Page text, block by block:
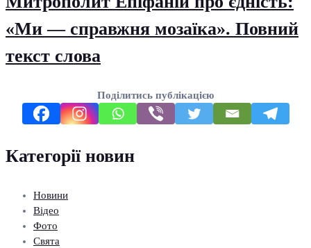
«Ми — справжня мозаїка». Повний
текст слова
Поділитись публікацією
Категорії новин
Новини
Відео
Фото
Свята